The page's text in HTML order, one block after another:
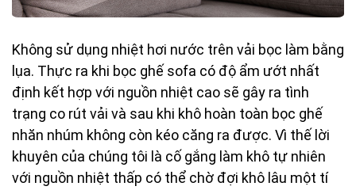
Không sử dụng nhiệt hơi nước trên vải bọc làm bằng
lụa. Thực ra khi bọc ghế sofa có độ ẩm ướt nhất
định kết hợp với nguồn nhiệt cao sẽ gây ra tình
trạng co rút vải và sau khi khô hoàn toàn bọc ghế
nhăn nhúm không còn kéo căng ra được. Vì thế lời
khuyên của chúng tôi là cố gắng làm khô tự nhiên
với nguồn nhiệt thấp có thể chờ đợi khô lâu một tí